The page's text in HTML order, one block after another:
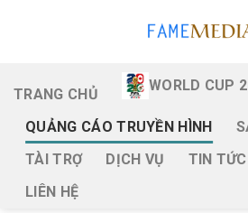
TRANG CHỦ
WORLD CUP
QUẢNG CÁO TRUYỀN HÌNH
TÀI TRỢ
DỊCH VỤ
TIN
LIÊN HỆ